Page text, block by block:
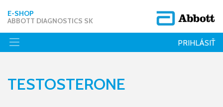
E-SHOP
ABBOTT DIAGNOSTICS SK
PRIHLÁSIŤ
TESTOSTERONE